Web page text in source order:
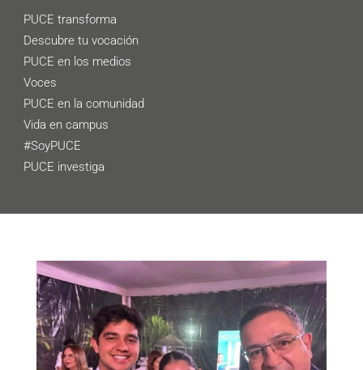
PUCE transforma
Descubre tu vocación
PUCE en los medios
Voces
PUCE en la comunidad
Vida en campus
#SoyPUCE
PUCE investiga